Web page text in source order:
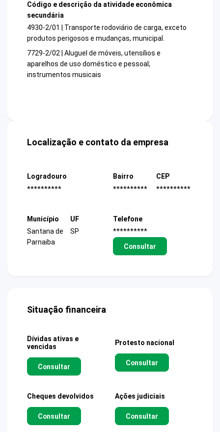
Código e descrição da atividade econômica
secundária
4930-2/01 | Transporte rodoviário de carga, exceto
produtos perigosos e mudanças, municipal.
7729-2/02 | Aluguel de móveis, utensílios e
aparelhos de uso doméstico e pessoal;
instrumentos musicais
Localização e contato da empresa
Logradouro
**********
Bairro
**********
CEP
**********
Município
Santana de
Parnaiba
UF
SP
Telefone
**********
Consultar
Situação financeira
Dívidas ativas e
vencidas
Consultar
Protesto nacional
Consultar
Cheques devolvidos
Consultar
Ações judiciais
Consultar